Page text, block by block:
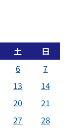
土
日
6
7
13
14
20
21
27
28